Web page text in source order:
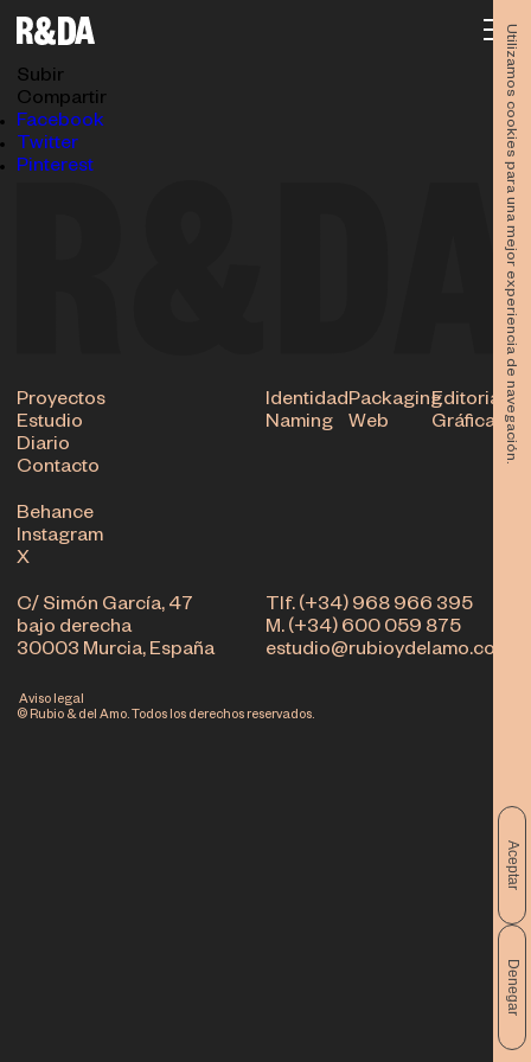
Utilizamos cookies para una mejor experiencia de navegación.
Aceptar
Denegar
rubioydelamo2
Subir
Compartir
Facebook
Twitter
Pinterest
Tlf. (+34) 968 966 395
M. (+34) 600 059 875
estudio@rubioydelamo.com
C/ Simón García, 47
bajo derecha
30003 Murcia, España
Proyectos
Estudio
Diario
Contacto
IdentidadPackagingEditorial
Naming
Web Gráfica
Behance
Instagram
X
© Rubio & del Amo. Todos los derechos reservados.
Aviso legal